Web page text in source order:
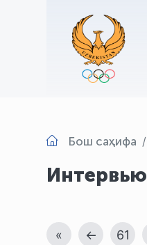
Бош саҳифа
Интервью
« ← 61